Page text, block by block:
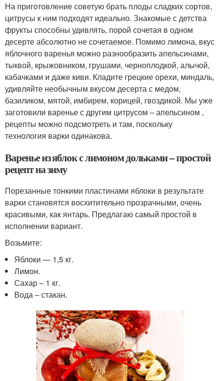
На приготовление советую брать плоды сладких сортов,
цитрусы к ним подходят идеально. Знакомые с детства
фрукты способны удивлять, порой сочетая в одном
десерте абсолютно не сочетаемое. Помимо лимона, вкус
яблочного варенья можно разнообразить апельсинами,
тыквой, крыжовником, грушами, черноплодкой, алычой,
кабачками и даже киви. Кладите грецкие орехи, миндаль,
удивляйте необычным вкусом десерта с медом,
базиликом, мятой, имбирем, корицей, гвоздикой. Мы уже
заготовили варенье с другим цитрусом – апельсином ,
рецепты можно подсмотреть и там, поскольку
технология варки одинакова.
Варенье из яблок с лимоном дольками – простой
рецепт на зиму
Порезанные тонкими пластинами яблоки в результате
варки становятся восхитительно прозрачными, очень
красивыми, как янтарь. Предлагаю самый простой в
исполнении вариант.
Возьмите:
Яблоки — 1,5 кг.
Лимон.
Сахар – 1 кг.
Вода – стакан.